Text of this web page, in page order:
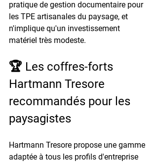
pratique de gestion documentaire pour
les TPE artisanales du paysage, et
n'implique qu'un investissement
matériel très modeste.
🏆 Les coffres-forts
Hartmann Tresore
recommandés pour les
paysagistes
Hartmann Tresore propose une gamme
adaptée à tous les profils d'entreprise